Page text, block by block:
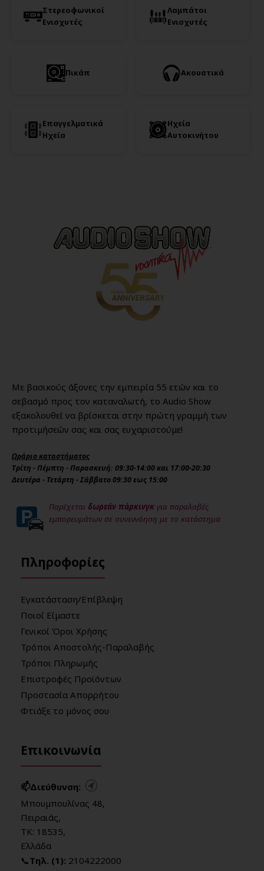
Στερεοφωνικοί
Ενισχυτές
Λαμπάτοι
Ενισχυτές
Πικάπ Ακουστικά
Επαγγελματικά
Ηχεία
Ηχεία
Αυτοκινήτου
Με βασικούς άξονες την εμπειρία 55 ετών και το
σεβασμό προς τον καταναλωτή, το Audio Show
εξακολουθεί να βρίσκεται στην πρώτη γραμμή των
προτιμήσεών σας και σας ευχαριστούμε!
Ωράριο καταστήματος
Τρίτη - Πέμπτη - Παρασκευή: 09:30-14:00 και 17:00-20:30
Δευτέρα - Τετάρτη - Σάββατο 09:30 εως 15:00
Παρέχεται δωρεάν πάρκινγκ για παραλαβές
εμπορευμάτων σε συνεννόηση με το κατάστημα
Πληροφορίες
Εγκατάσταση/Επίβλεψη
Ποιοί Είμαστε
Γενικοί Όροι Χρήσης
Τρόποι Αποστολής-Παραλαβής
Τρόποι Πληρωμής
Επιστροφές Προϊόντων
Προστασία Απορρήτου
Φτιάξε το μόνος σου
Επικοινωνία
📫Διεύθυνση:
Μπουμπουλίνας 48,
Πειραιάς,
ΤΚ: 18535,
Ελλάδα
📞Τηλ. (1): 2104222000